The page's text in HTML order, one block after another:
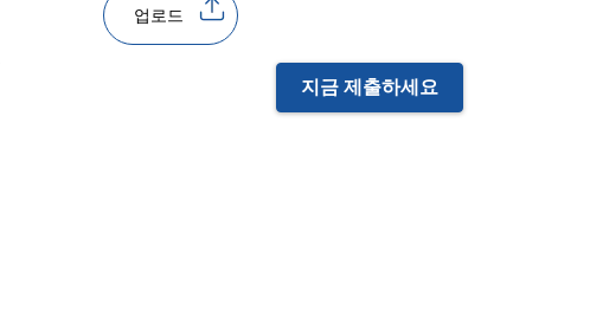
업로드
지금 제출하세요